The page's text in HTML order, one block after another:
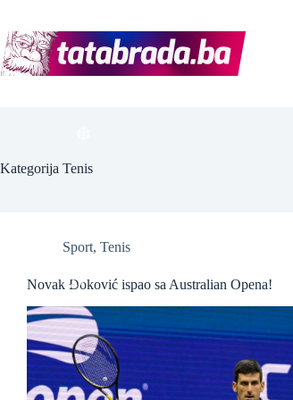
content
Kategorija Tenis
Sport, Tenis
Novak Đoković ispao sa Australian Opena!
❆
❆